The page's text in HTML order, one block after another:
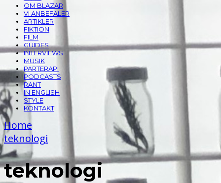
OM BLAZAR
VI ANBEFALER
ARTIKLER
FIKTION
FILM
GUIDES
INTERVIEWS
MUSIK
PARTERAPI
PODCASTS
RANT
IN ENGLISH
STYLE
KONTAKT
Home
teknologi
teknologi